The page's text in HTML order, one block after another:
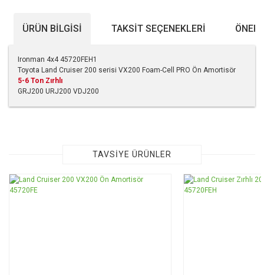
ÜRÜN BILGISI TAKSIT SEÇENEKLERI
Ironman 4x4 45720FEH1
Toyota Land Cruiser 200 serisi VX200 Foam-Cell PRO Ön Amortisör
5-6 Ton Zırhlı
GRJ200 URJ200 VDJ200
Görüş ve önerileriniz için teşekkür ederiz.
Ürün resmi kalitesiz, bozuk veya görüntülenemiyor.
TAVSİYE ÜRÜNLER